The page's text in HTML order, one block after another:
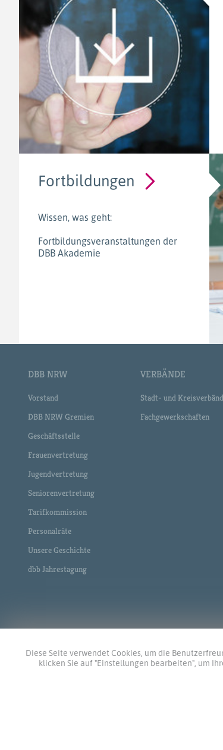
Fortbildungen
Wissen, was geht:
Fortbildungsveranstaltungen der
DBB Akademie
DBB NRW
Vorstand
DBB NRW Gremien
Geschäftsstelle
Frauenvertretung
Jugendvertretung
Seniorenvertretung
Tarifkommission
Personalräte
Unsere Geschichte
dbb Jahrestagung
VERBÄNDE
Stadt- und
Fachgewerkschaften
Diese Seite verwendet Cookies, um die
klicken Sie auf "Einstellungen bearbeiten", um